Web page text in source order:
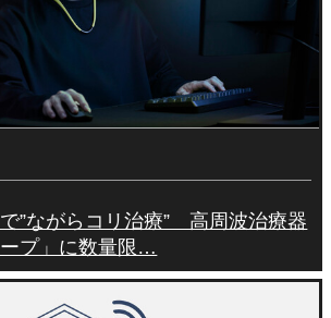
”ながらコリ治療” 高周波治療器
ープ」に数量限…